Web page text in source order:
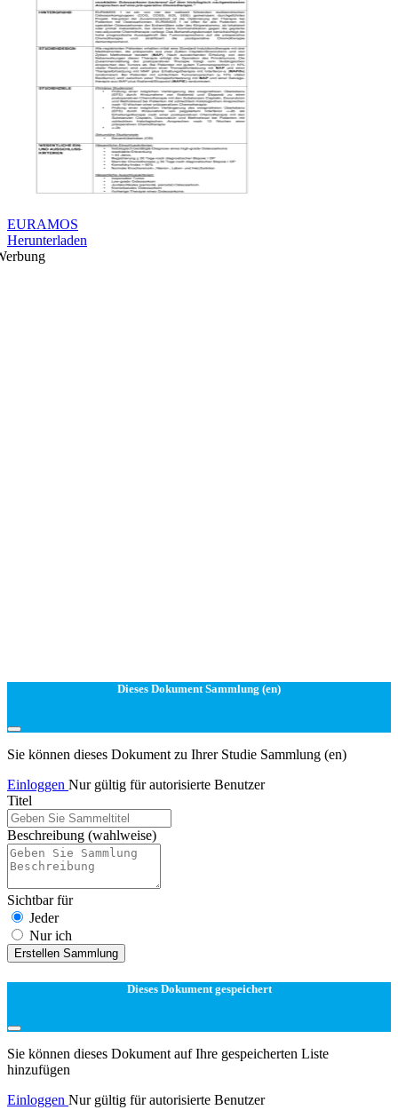
EURAMOS
Herunterladen
Dieses Dokument Sammlung (en)
Sie können dieses Dokument zu Ihrer Studie Sammlung (en)
Einloggen Nur gültig für autorisierte Benutzer
Titel
Beschreibung (wahlweise)
Sichtbar für
Jeder
Nur ich
Erstellen Sammlung
Dieses Dokument gespeichert
Sie können dieses Dokument auf Ihre gespeicherten Liste
hinzufügen
Einloggen Nur gültig für autorisierte Benutzer